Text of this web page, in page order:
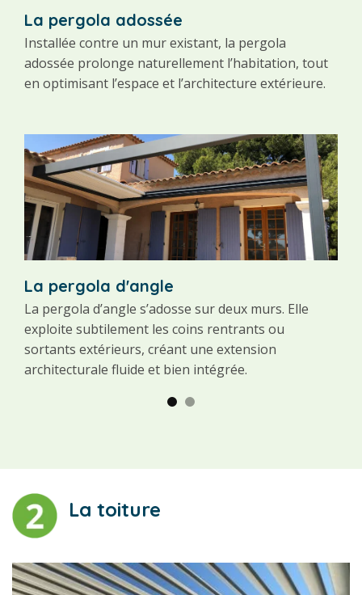
La pergola adossée
Installée contre un mur existant, la pergola
adossée prolonge naturellement l’habitation, tout
en optimisant l’espace et l’architecture extérieure.
La pergola d'angle
La pergola d’angle s’adosse sur deux murs. Elle
exploite subtilement les coins rentrants ou
sortants extérieurs, créant une extension
architecturale fluide et bien intégrée.
La toiture